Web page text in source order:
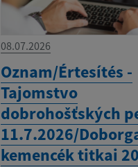
08.07.2026
Oznam/Értesítés -
Tajomstvo
dobrohošťských
11.7.2026/
kemencék titkai